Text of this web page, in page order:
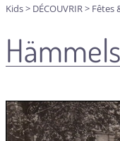
Kids> DÉCOUVRIR> Fêtes